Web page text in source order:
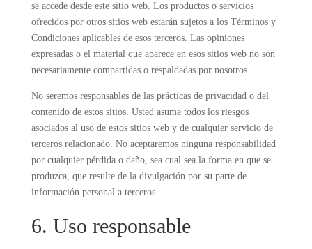
se accede desde este sitio web. Los productos o servicios
ofrecidos por otros sitios web estarán sujetos a los Términos y
Condiciones aplicables de esos terceros. Las opiniones
expresadas o el material que aparece en esos sitios web no son
necesariamente compartidas o respaldadas por nosotros.
No seremos responsables de las prácticas de privacidad o del
contenido de estos sitios. Usted asume todos los riesgos
asociados al uso de estos sitios web y de cualquier servicio de
terceros relacionado. No aceptaremos ninguna responsabilidad
por cualquier pérdida o daño, sea cual sea la forma en que se
produzca, que resulte de la divulgación por su parte de
información personal a terceros.
6. Uso responsable